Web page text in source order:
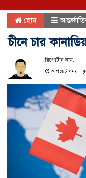
হোম
চীনে চার
রিপোর্টার নাম:
আপডেট সময় :